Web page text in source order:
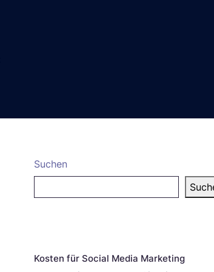
Suchen
Kosten für Social Media Marketing